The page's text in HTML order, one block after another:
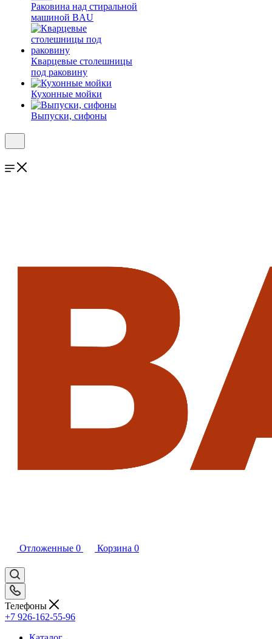
Раковина над стиральной
машиной BAU
Кварцевые столешницы
под раковину
Кухонные мойки
Выпуски, сифоны
Отложенные 0 Корзина 0
Телефоны
+7 926-162-55-96